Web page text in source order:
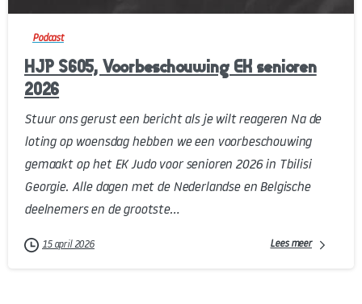
Podcast
HJP S605, Voorbeschouwing EK senioren
2026
Stuur ons gerust een bericht als je wilt reageren Na de
loting op woensdag hebben we een voorbeschouwing
gemaakt op het EK Judo voor senioren 2026 in Tbilisi
Georgie. Alle dagen met de Nederlandse en Belgische
deelnemers en de grootste...
15 april 2026 Lees meer